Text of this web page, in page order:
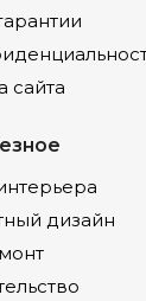
сайта
дизайн